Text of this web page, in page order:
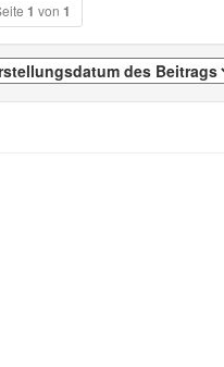
1 von 1